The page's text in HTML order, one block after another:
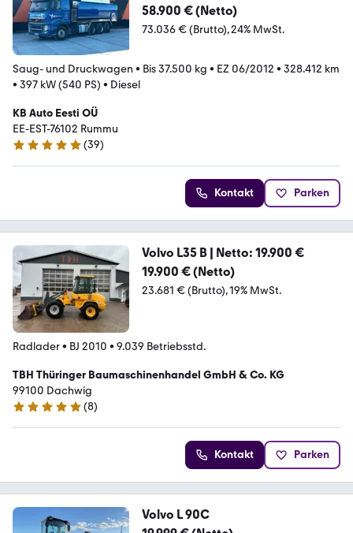
58.900 € (Netto)
73.036 € (Brutto) 24% MwSt.
Saug- und Druckwagen • Bis 37.500 kg • EZ 06/2012 • 328.412 km
• 397 kW (540 PS) • Diesel
KB Auto Eesti OÜ
EE-EST-76102 Rummu
5 Sterne
(39)
Kontakt Parken
Volvo L35 B | Netto: 19.900 €
19.900 € (Netto)
23.681 € (Brutto) 19% MwSt.
Radlader• BJ 2010 • 9.039 Betriebsstd.
TBH Thüringer Baumaschinenhandel GmbH & Co. KG
99100 Dachwig
5 Sterne
(8)
Kontakt Parken
Volvo L 90C